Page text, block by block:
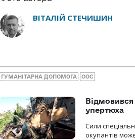
ВІТАЛІЙ СТЕЧИШИН
ГУМАНІТАРНА ДОПОМОГА ООС
упертюха
Сили
окупантів